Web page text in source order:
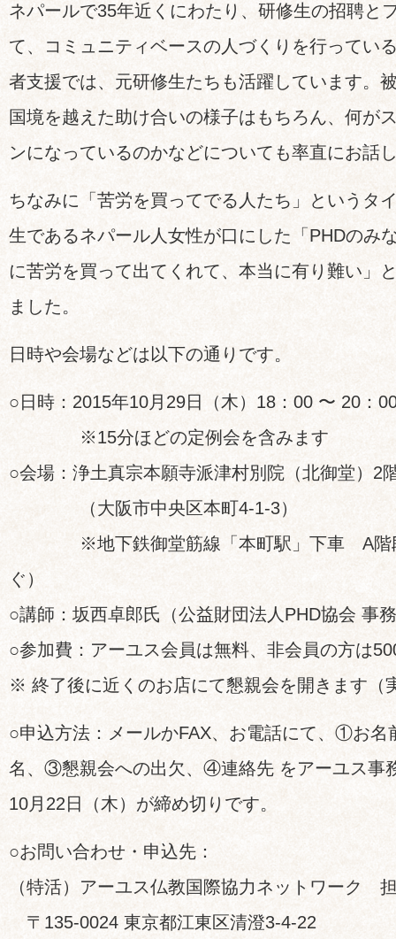
ネパールで35年近くにわたり、研修生の招聘と
て、コミュニティベースの人づくりを行ってい
者支援では、元研修生たちも活躍しています。
国境を越えた助け合いの様子はもちろん、何が
ンになっているのかなどについても率直にお話
ちなみに「苦労を買ってでる人たち」というタ
生であるネパール人女性が口にした「PHDのみ
に苦労を買って出てくれて、本当に有り難い」
ました。
日時や会場などは以下の通りです。
○日時：2015年10月29日（木）18：00 〜 20：
※15分ほどの定例会を含みます
○会場：浄土真宗本願寺派津村別院（北御堂）2
（大阪市中央区本町4-1-3）
※地下鉄御堂筋線「本町駅」下車 A階段
ぐ）
○講師：坂西卓郎氏（公益財団法人PHD協会 事
○参加費：アーユス会員は無料、非会員の方は
※ 終了後に近くのお店にて懇親会を開きます（
○申込方法：メールかFAX、お電話にて、①お
名、③懇親会への出欠、④連絡先 をアーユス事
10月22日（木）が締め切りです。
○お問い合わせ・申込先：
（特活）アーユス仏教国際協力ネットワーク
〒135-0024 東京都江東区清澄3-4-22